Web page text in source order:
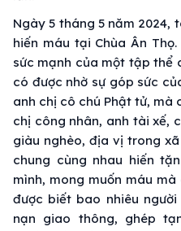
Ngày 5 tháng 5 năm 2024,
hiến máu tại Chùa Ân
sức mạnh của một tập thể
có được nhờ sự góp sức
anh chị cô chú Phật tử, mà
chị công nhân, anh tài xế,
giàu nghèo, địa vị trong
chung cùng nhau hiến
mình, mong muốn máu
được biết bao nhiêu
nạn giao thông, ghép